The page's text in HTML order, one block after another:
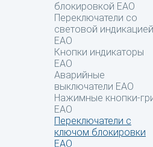
блокировкой EAO
Переключатели со
световой индикацией
EAO
Кнопки индикаторы
EAO
Аварийные
выключатели EAO
Нажимные кнопки-
EAO
Переключатели с
ключом блокировки
EAO